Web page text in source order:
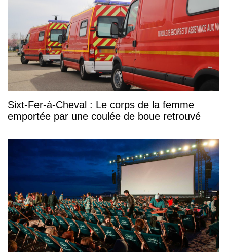
Sixt-Fer-à-Cheval : Le corps de la femme
emportée par une coulée de boue retrouvé